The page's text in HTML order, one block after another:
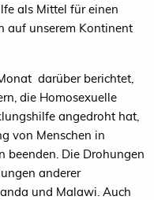
als Mittel für einen
auf unserem Kontinent
darüber berichtet,
die Homosexuelle
angedroht hat,
von Menschen in
beenden. Die Drohungen
anderer
und Malawi. Auch